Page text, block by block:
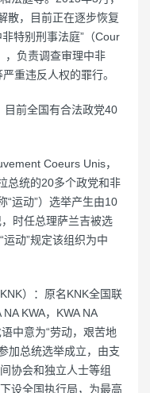
散，目前正在逐步恢复
特别刑事法庭”（Cour
，负责调查审理中非
重违反人权的罪行。
目前全国有合法政党40
Coeurs Unis，
总统的20多个政党和非
“运动”）选举产生由10
时任总理萨兰吉被选
动”规定该组织为中
）：原名KNK全国联
KWA，KWA NA
中意为“劳动，艰苦地
加总统选举成立，由支
协会和独立人士等组
设全国执行局，为最高